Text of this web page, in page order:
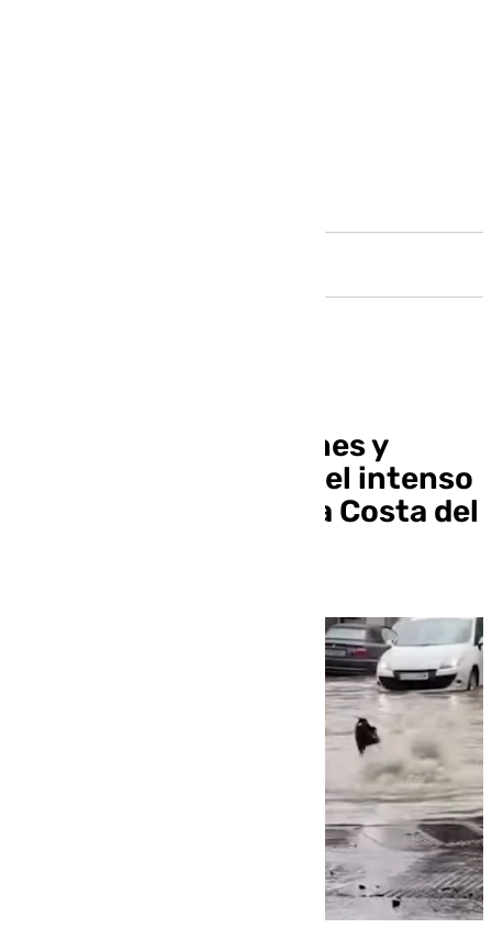
Rescates, inundaciones y
tuberías reventadas: el intenso
paso de la lluvia por la Costa del